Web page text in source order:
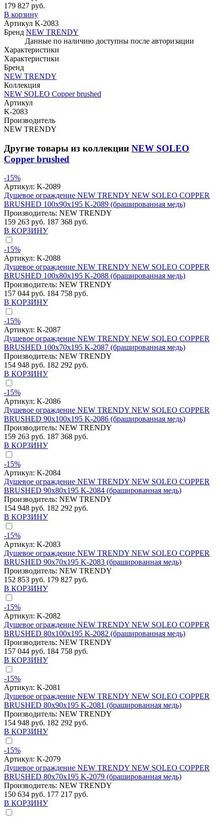
179 827 руб.
В корзину
Артикул K-2083
Бренд NEW TRENDY
Данные по наличию доступны после авторизации
Характеристики
Характеристики
Бренд
NEW TRENDY
Коллекция
NEW SOLEO Copper brushed
Артикул
K-2083
Производитель
NEW TRENDY
Другие товары из коллекции NEW SOLEO
Copper brushed
-15%
Артикул: K-2089
Душевое ограждение NEW TRENDY NEW SOLEO COPPER
BRUSHED 100x90x195 K-2089 (брашированная медь)
Производитель: NEW TRENDY
159 263 руб. 187 368 руб.
В КОРЗИНУ
-15%
Артикул: K-2088
Душевое ограждение NEW TRENDY NEW SOLEO COPPER
BRUSHED 100x80x195 K-2088 (брашированная медь)
Производитель: NEW TRENDY
157 044 руб. 184 758 руб.
В КОРЗИНУ
-15%
Артикул: K-2087
Душевое ограждение NEW TRENDY NEW SOLEO COPPER
BRUSHED 100x70x195 K-2087 (брашированная медь)
Производитель: NEW TRENDY
154 948 руб. 182 292 руб.
В КОРЗИНУ
-15%
Артикул: K-2086
Душевое ограждение NEW TRENDY NEW SOLEO COPPER
BRUSHED 90x100x195 K-2086 (брашированная медь)
Производитель: NEW TRENDY
159 263 руб. 187 368 руб.
В КОРЗИНУ
-15%
Артикул: K-2084
Душевое ограждение NEW TRENDY NEW SOLEO COPPER
BRUSHED 90x80x195 K-2084 (брашированная медь)
Производитель: NEW TRENDY
154 948 руб. 182 292 руб.
В КОРЗИНУ
-15%
Артикул: K-2083
Душевое ограждение NEW TRENDY NEW SOLEO COPPER
BRUSHED 90x70x195 K-2083 (брашированная медь)
Производитель: NEW TRENDY
152 853 руб. 179 827 руб.
В КОРЗИНУ
-15%
Артикул: K-2082
Душевое ограждение NEW TRENDY NEW SOLEO COPPER
BRUSHED 80x100x195 K-2082 (брашированная медь)
Производитель: NEW TRENDY
157 044 руб. 184 758 руб.
В КОРЗИНУ
-15%
Артикул: K-2081
Душевое ограждение NEW TRENDY NEW SOLEO COPPER
BRUSHED 80x90x195 K-2081 (брашированная медь)
Производитель: NEW TRENDY
154 948 руб. 182 292 руб.
В КОРЗИНУ
-15%
Артикул: K-2079
Душевое ограждение NEW TRENDY NEW SOLEO COPPER
BRUSHED 80x70x195 K-2079 (брашированная медь)
Производитель: NEW TRENDY
150 634 руб. 177 217 руб.
В КОРЗИНУ